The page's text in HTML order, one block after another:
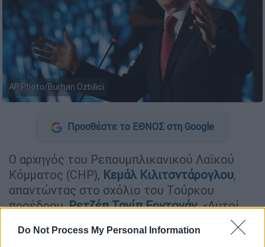
Do Not Process My Personal Information
AP Photo/Burhan Ozbilici
Προσθέστε το ΕΘΝΟΣ στη Google
Ο αρχηγός του Ρεπουμπλικανικού Λαϊκού
Κόμματος (CHP), Κεμάλ Κιλιτσντάρογλου,
απαντώντας στο σχόλιο του Τούρκου
προέδρου,Ρετζέπ Ταγίπ Ερντογάν, «Αυτοί
υποψήφιό τους για πρόεδρο», είπε: «Ας